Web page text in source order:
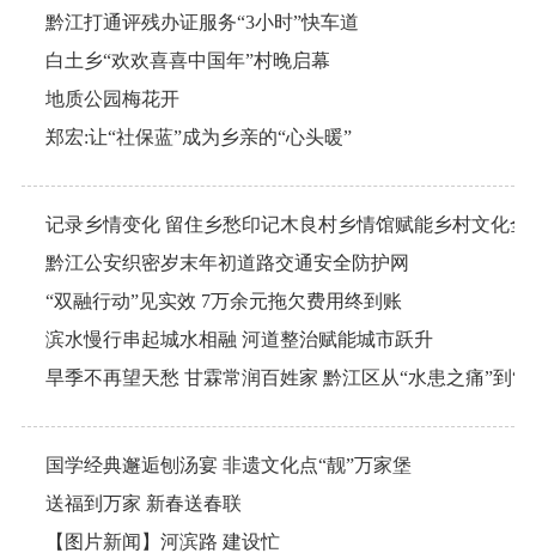
黔江打通评残办证服务“3小时”快车道
白土乡“欢欢喜喜中国年”村晚启幕
地质公园梅花开
郑宏:让“社保蓝”成为乡亲的“心头暖”
记录乡情变化 留住乡愁印记木良村乡情馆赋能乡村文化全
黔江公安织密岁末年初道路交通安全防护网
“双融行动”见实效 7万余元拖欠费用终到账
滨水慢行串起城水相融 河道整治赋能城市跃升
国学经典邂逅刨汤宴 非遗文化点“靓”万家堡
送福到万家 新春送春联
【图片新闻】河滨路 建设忙